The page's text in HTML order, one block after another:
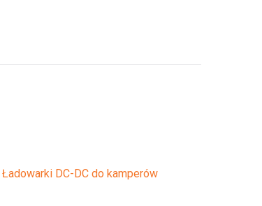
Ładowarki DC-DC do kamperów